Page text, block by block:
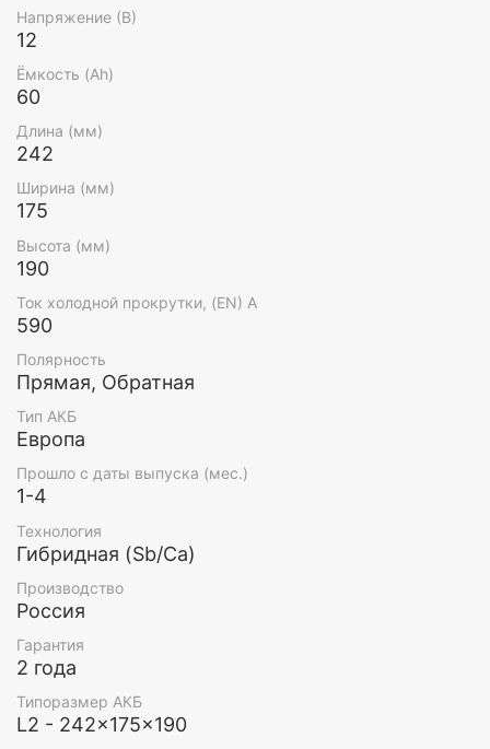
Напряжение (В)
12
Ёмкость (Ah)
60
Длина (мм)
242
Ширина (мм)
175
Высота (мм)
190
Ток холодной прокрутки, (EN) А
590
Полярность
Прямая, Обратная
Тип АКБ
Европа
Прошло с даты выпуска (мес.)
1-4
Технология
Гибридная (Sb/Ca)
Производство
Россия
Гарантия
2 года
Типоразмер АКБ
L2 - 242x175x190